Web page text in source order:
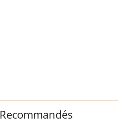
Recommandés